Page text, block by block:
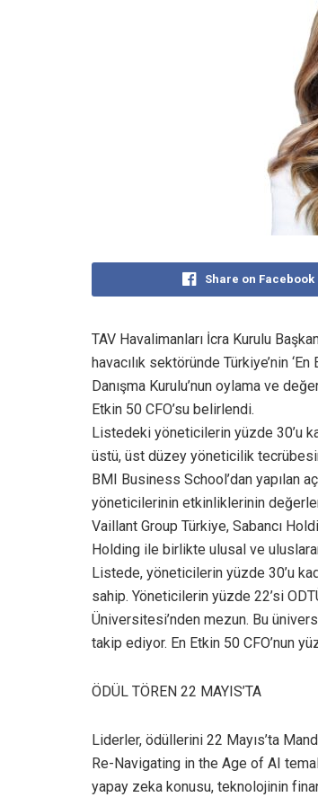
Share on Facebook
TAV Havalimanları İcra Kurulu
havacılık sektöründe Türkiye’nin
Danışma Kurulu’nun oylama ve
Etkin 50 CFO’su belirlendi.
Listedeki yöneticilerin yüzde 30’u
üstü, üst düzey yöneticilik
BMI Business School’dan yapılan
yöneticilerinin etkinliklerinin
Vaillant Group Türkiye, Sabancı
Holding ile birlikte ulusal ve
Listede, yöneticilerin yüzde 30’u
sahip. Yöneticilerin yüzde 22’si
Üniversitesi’nden mezun. Bu
takip ediyor. En Etkin 50 CFO’nun
ÖDÜL TÖREN 22 MAYIS’TA
Liderler, ödüllerini 22 Mayıs’ta
Re-Navigating in the Age of AI
yapay zeka konusu, teknolojinin